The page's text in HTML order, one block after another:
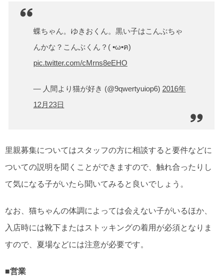
蝶ちゃん。ゆきおくん。黒い子はこんぶちゃ
んかな？こんぶくん？( •ω•ฅ)
pic.twitter.com/cMrns8eEHO
— 人間より猫が好き (@9qwertyuiop6) 2016年
12月23日
里親募集についてはスタッフの方に相談すると要件などに
ついての説明を聞くことができますので、触れ合ったりし
て気になる子がいたら聞いてみると良いでしょう。
なお、猫ちゃんの体調によっては会えない子がいるほか、
入店時には靴下またはストッキングの着用が必須となりま
すので、夏場などには注意が必要です。
■営業